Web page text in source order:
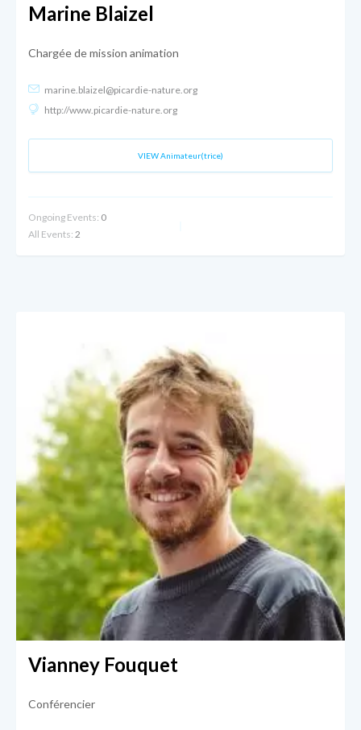
Marine Blaizel
Chargée de mission animation
marine.blaizel@picardie-nature.org
http://www.picardie-nature.org
VIEW Animateur(trice)
Ongoing Events: 0
All Events: 2
Vianney Fouquet
Conférencier